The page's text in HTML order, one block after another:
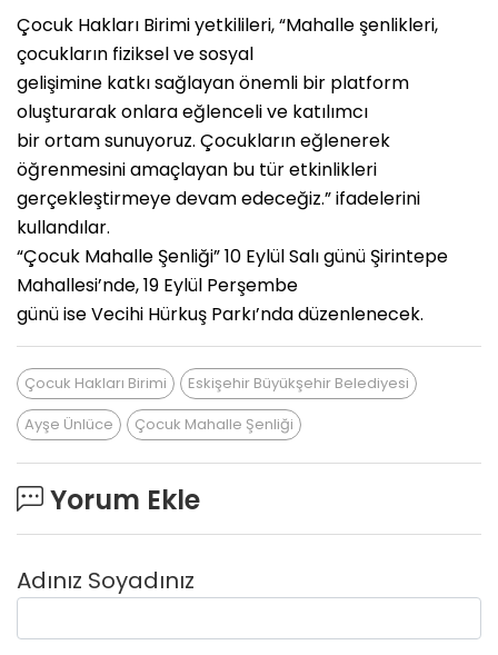
Çocuk Hakları Birimi yetkilileri, “Mahalle şenlikleri,
çocukların fiziksel ve sosyal
gelişimine katkı sağlayan önemli bir platform
oluşturarak onlara eğlenceli ve katılımcı
bir ortam sunuyoruz. Çocukların eğlenerek
öğrenmesini amaçlayan bu tür etkinlikleri
gerçekleştirmeye devam edeceğiz.” ifadelerini
kullandılar.
“Çocuk Mahalle Şenliği” 10 Eylül Salı günü Şirintepe
Mahallesi’nde, 19 Eylül Perşembe
günü ise Vecihi Hürkuş Parkı’nda düzenlenecek.
Çocuk Hakları Birimi
Eskişehir Büyükşehir Belediyesi
Ayşe Ünlüce
Çocuk Mahalle Şenliği
Yorum Ekle
Adınız Soyadınız